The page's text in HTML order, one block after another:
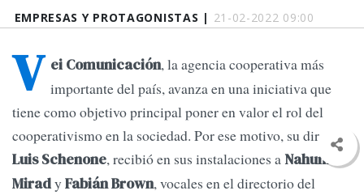
EMPRESAS Y PROTAGONISTAS | 21-02-2022 09:00
V ei Comunicación, la agencia cooperativa más
importante del país, avanza en una iniciativa que
tiene como objetivo principal poner en valor el rol del
cooperativismo en la sociedad. Por ese motivo, su director,
Luis Schenone, recibió en sus instalaciones aNahum
Mirady Fabián Brown, vocales en el directorio del